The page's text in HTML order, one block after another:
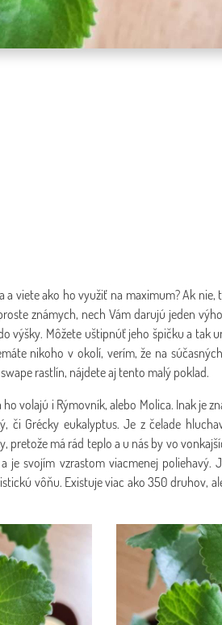
viete ako ho využiť na maximum? Ak nie,
známych, nech Vám darujú jeden
výšky. Môžete uštipnúť jeho špičku a tak
nikoho v okolí, verím, že na
rastlín, nájdete aj tento malý poklad.
volajú i Rýmovník, alebo Molica. Inak je
či Grécky eukalyptus. Je z čelade
pretože má rád teplo a u nás by vo
je svojím vzrastom viacmenej poliehavý.
vôňu. Existuje viac ako 350 druhov,